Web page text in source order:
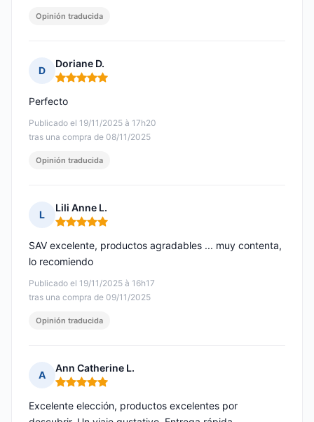
Opinión traducida
D
Doriane D.
Nota: 5 de 5
Publicado el 19/11/2025 à 17h20
tras una compra de 08/11/2025
Perfecto
Opinión traducida
L
Lili Anne L.
Nota: 5 de 5
Publicado el 19/11/2025 à 16h17
tras una compra de 09/11/2025
SAV excelente, productos agradables ... muy contenta,
lo recomiendo
Opinión traducida
A
Ann Catherine L.
Nota: 5 de 5
Excelente elección, productos excelentes por